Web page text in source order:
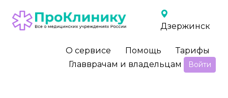
Дзержинск
О сервисе Помощь
Тарифы
Главврачам и владельцам
Войти